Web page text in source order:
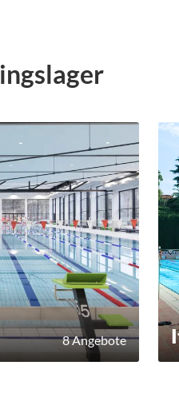
8 Angebote